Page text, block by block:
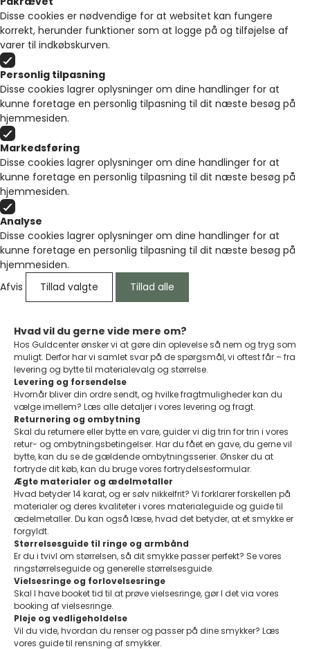
Disse cookies er nødvendige for at websitet kan fungere
korrekt, herunder funktioner som at logge på og tilføjelse af
varer til indkøbskurven.
Personlig tilpasning
Disse cookies lagrer oplysninger om dine handlinger for at
kunne foretage en personlig tilpasning til dit næste besøg på
hjemmesiden.
Markedsføring
Disse cookies lagrer oplysninger om dine handlinger for at
kunne foretage en personlig tilpasning til dit næste besøg på
hjemmesiden.
Analyse
Disse cookies lagrer oplysninger om dine handlinger for at
kunne foretage en personlig tilpasning til dit næste besøg på
hjemmesiden.
Afvis
Tillad valgte Tillad alle
Hvad vil du gerne vide mere om?
Hos Guldcenter ønsker vi at gøre din oplevelse så nem og tryg som
muligt. Derfor har vi samlet svar på de spørgsmål, vi oftest får – fra
levering og bytte til materialevalg og størrelse.
Levering og forsendelse
Hvornår bliver din ordre sendt, og hvilke fragtmuligheder kan du
vælge imellem? Læs alle detaljer i vores levering og fragt.
Returnering og ombytning
Skal du returnere eller bytte en vare, guider vi dig trin for trin i vores
retur- og ombytningsbetingelser. Har du fået en gave, du gerne vil
bytte, kan du se de gældende ombytningsserier. Ønsker du at
fortryde dit køb, kan du bruge vores fortrydelsesformular.
Ægte materialer og ædelmetaller
Hvad betyder 14 karat, og er sølv nikkelfrit? Vi forklarer forskellen på
materialer og deres kvaliteter i vores materialeguide og guide til
ædelmetaller. Du kan også læse, hvad det betyder, at et smykke er
forgyldt.
Størrelsesguide til ringe og armbånd
Er du i tvivl om størrelsen, så dit smykke passer perfekt? Se vores
ringstørrelseguide og generellestørrelsesguide.
Vielsesringe og forlovelsesringe
Skal I have booket tid til at prøve vielsesringe, gør I det via vores
booking af vielsesringe.
Pleje og vedligeholdelse
Vil du vide, hvordan du renser og passer på dine smykker? Læs
vores guide til rensning af smykker.